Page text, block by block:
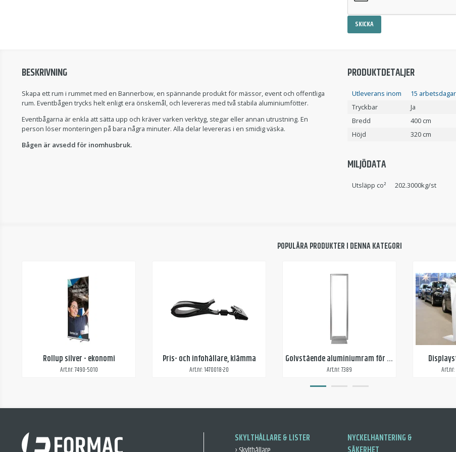
SKICKA
BESKRIVNING
Skapa ett rum i rummet med en Bannerbow, en spännande produkt för mässor, event och offentliga
rum. Eventbågen trycks helt enligt era önskemål, och levereras med två stabila aluminiumfötter.
Eventbågarna är enkla att sätta upp och kräver varken verktyg, stegar eller annan utrustning. En
person löser monteringen på bara några minuter. Alla delar levereras i en smidig väska.
Bågen är avsedd för inomhusbruk.
PRODUKTDETALJER
Utleverans inom
15
Tryckbar
Ja
Bredd
400 cm
Höjd
320 cm
MILJÖDATA
Utsläpp co² 202.3000kg/st
POPULÄRA PRODUKTER I DENNA KATEGORI
Rollup silver - ekonomi
Art.nr: 7490-5010
Pris- och infohållare, klämma
Art.nr: 1470018-20
Golvstående aluminiumram för textilvepa
Art.nr: 7389
SKYLTHÅLLARE & LISTER
NYCKELHANTERING &